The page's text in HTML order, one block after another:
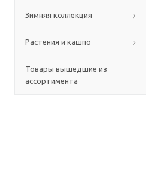
Зимняя коллекция
Растения и кашпо
Товары вышедшие из
ассортимента